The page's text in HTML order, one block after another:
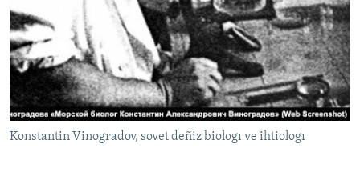
Konstantin Vinogradov, sovet deñiz biologı ve ihtiologı